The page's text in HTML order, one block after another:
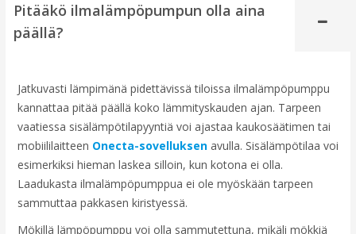
Pitääkö ilmalämpöpumpun olla aina
päällä?
Jatkuvasti lämpimänä pidettävissä tiloissa ilmalämpöpumppu
kannattaa pitää päällä koko lämmityskauden ajan. Tarpeen
vaatiessa sisälämpötilapyyntiä voi ajastaa kaukosäätimen tai
mobiililaitteen Onecta-sovelluksenavulla. Sisälämpötilaa voi
esimerkiksi hieman laskea silloin, kun kotona ei olla.
Laadukasta ilmalämpöpumppua ei ole myöskään tarpeen
sammuttaa pakkasen kiristyessä.
Mökillä lämpöpumppu voi olla sammutettuna, mikäli mökkiä